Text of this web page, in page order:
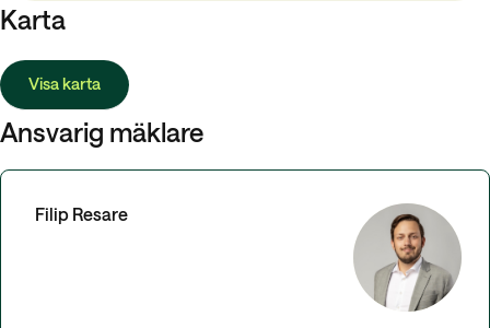
Karta
Visa karta
Ansvarig mäklare
Filip Resare